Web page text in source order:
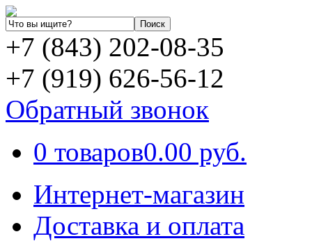
+7 (843) 202-08-35
+7 (919) 626-56-12
Обратный звонок
0 товаров0.00 руб.
Интернет-магазин
Доставка и оплата